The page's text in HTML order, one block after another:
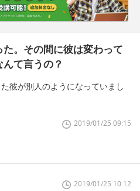
。その間に彼は変わって
て言うの？
彼が別人のようになっていまし
2019/01/25 09:15
2019/01/25 10:12